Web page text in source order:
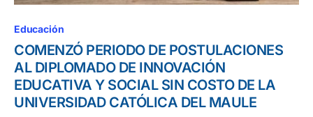
Educación
COMENZÓ PERIODO DE POSTULACIONES
AL DIPLOMADO DE INNOVACIÓN
EDUCATIVA Y SOCIAL SIN COSTO DE LA
UNIVERSIDAD CATÓLICA DEL MAULE